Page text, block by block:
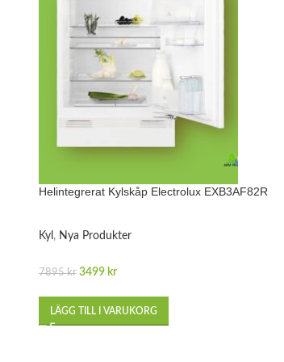
Helintegrerat Kylskåp Electrolux EXB3AF82R
Kyl , Nya Produkter
7895kr 3499 kr
LÄGG TILL I VARUKORG